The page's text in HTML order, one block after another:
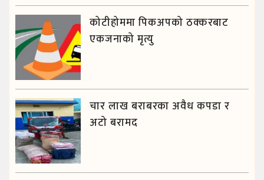
कोटीहोममा पिकअपको ठक्करबाट
एकजनाको मृत्यु
चार लाख बराबरका अवैध कपडा र
अटो बरामद